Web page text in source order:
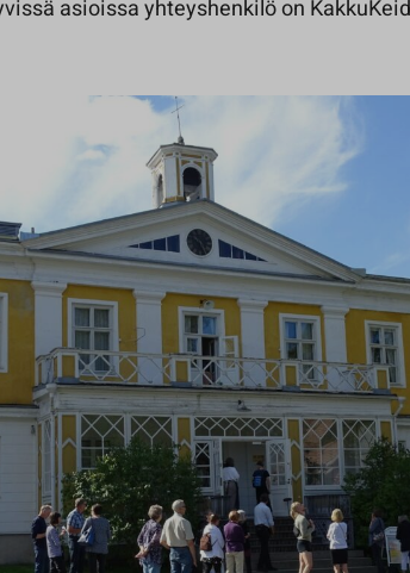
asioissa yhteyshenkilö on